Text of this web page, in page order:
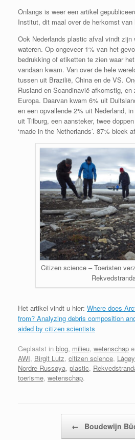
Onlangs is weer een artikel
Institut, dit maal over de herkomst van
Ook Nederlands plastic afval vindt zijn
wateren. Op ongeveer 1% van het
bedrukking of etiketten te zien waar
vandaan kwam. Van over de hele
tussen uit Brazilië, China en de VS.
Rusland en Scandinavië afkomstig, en
Europa. Daarvan kwam 6% uit
en een opvallende 2% uit Nederland,
uit Tilburg, een aansteker, twee
‘made in the Netherlands’. 87% bleek
Citizen science – Toeristen
Het artikel vindt u hier: Where does
from? Analyzing debris composition
aided by citizen scientists
Geplaatst in blog, milieu, wetenschap
AWI, Birgit Lutz, citizen science,
Nordre Russøya, plastic,
toerisme, wetenschap.
← Boudewijn